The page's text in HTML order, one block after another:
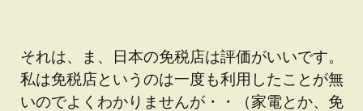
それは、ま、日本の免税店は評価がいいです。
私は免税店というのは一度も利用したことが無
いのでよくわかりませんが・・（家電とか、免